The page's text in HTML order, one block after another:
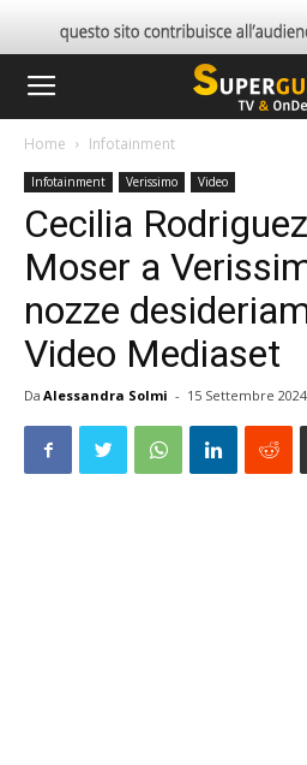
Home Infotainment
Infotainment Verissimo Video
Cecilia
Moser a
nozze
Video Mediaset
Da Alessandra Solmi - 15 Settembre 2024